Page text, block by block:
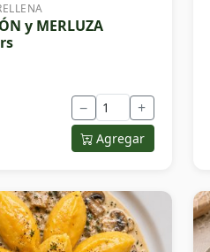
y MERLUZA
− +
Agregar